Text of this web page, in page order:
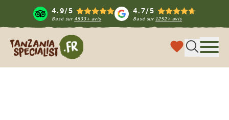
4.9/5
Basé sur 4833+ avis
4.7/5
Basé sur1252+ avis
Tanzania Specialist